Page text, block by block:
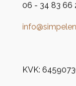
06 - 34 83 66
KVK: